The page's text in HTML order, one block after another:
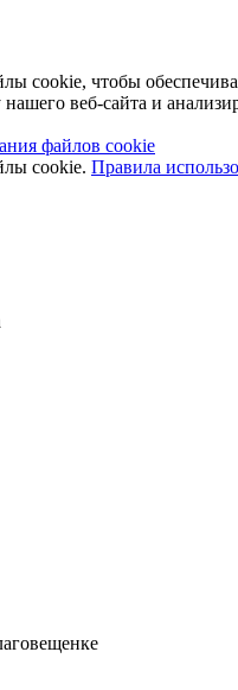
cookie, чтобы
веб-сайта и
файлов cookie
cookie. Правила